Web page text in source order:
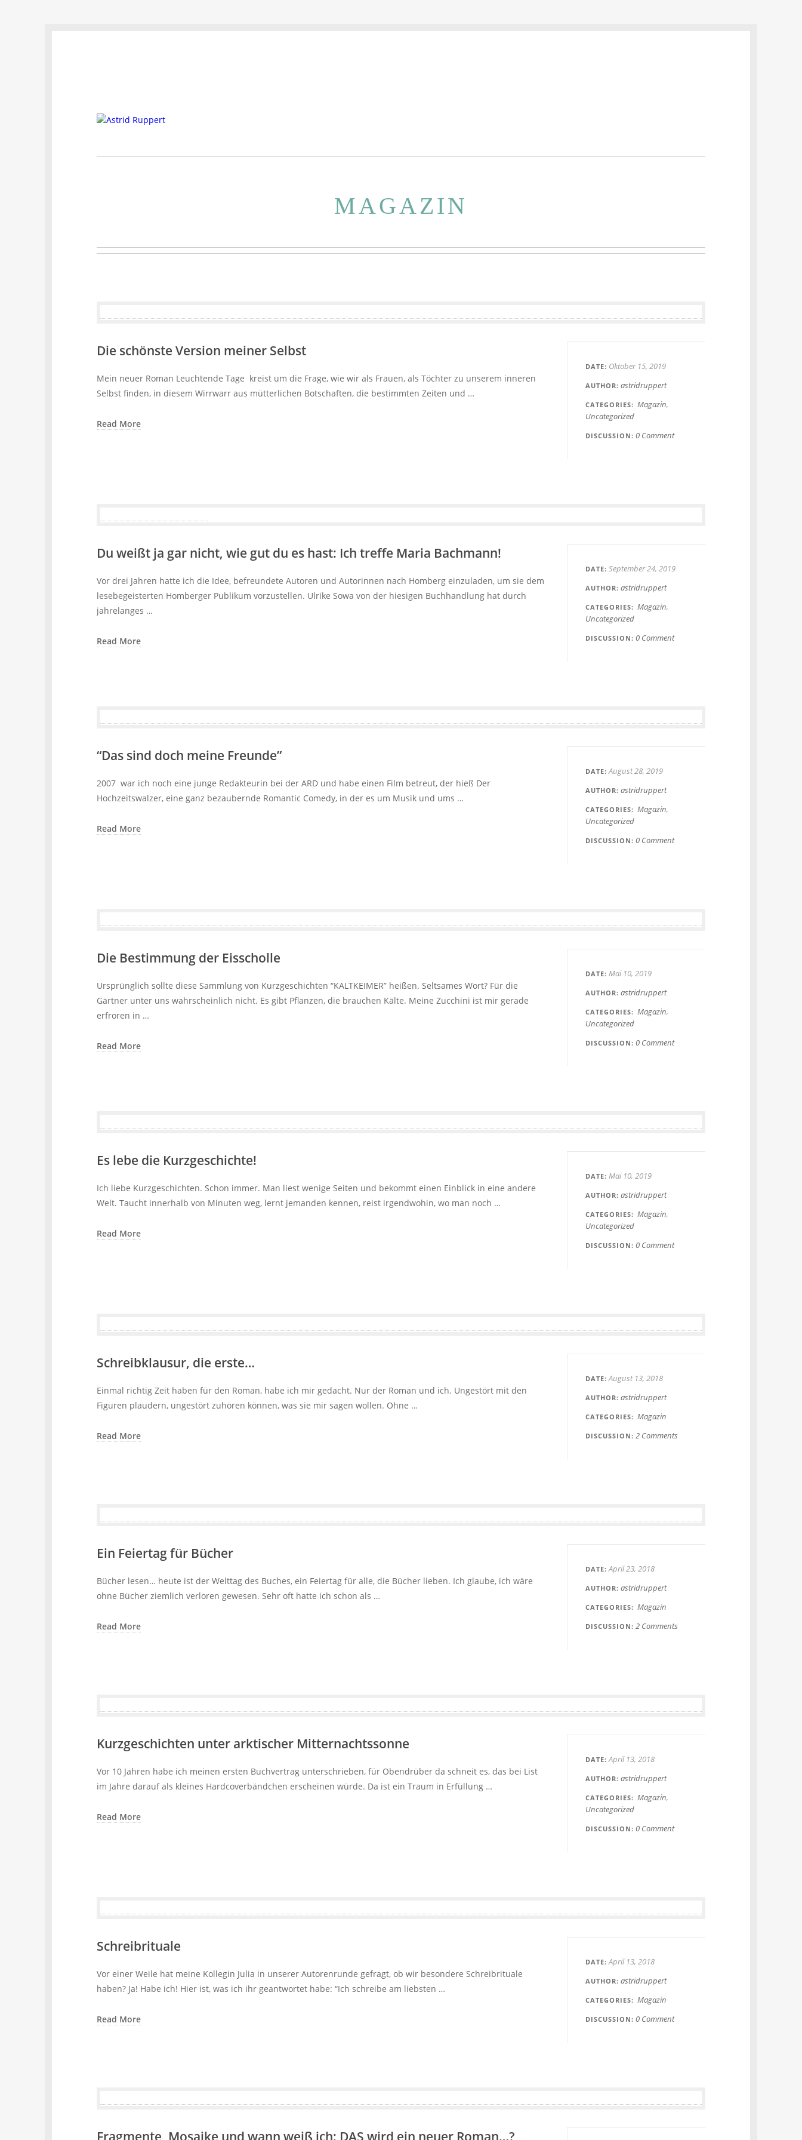
MAGAZIN
DATE Oktober 15, 2019
AUTHOR astridruppert
CATEGORIES
Magazin
Uncategorized
DISCUSSION 0 Comment
Die schönste Version meiner Selbst
Mein neuer Roman Leuchtende Tage kreist um die Frage, wie wir als Frauen, als Töchter zu unserem inneren
Selbst finden, in diesem Wirrwarr aus mütterlichen Botschaften, die bestimmten Zeiten und …
Read More
DATE September 24, 2019
AUTHOR astridruppert
CATEGORIES
Magazin
Uncategorized
DISCUSSION 0 Comment
Du weißt ja gar nicht, wie gut du es hast: Ich treffe Maria Bachmann!
Vor drei Jahren hatte ich die Idee, befreundete Autoren und Autorinnen nach Homberg einzuladen, um sie dem
lesebegeisterten Homberger Publikum vorzustellen. Ulrike Sowa von der hiesigen Buchhandlung hat durch
jahrelanges …
Read More
DATE August 28, 2019
AUTHOR astridruppert
CATEGORIES
Magazin
Uncategorized
DISCUSSION 0 Comment
“Das sind doch meine Freunde”
2007 war ich noch eine junge Redakteurin bei der ARD und habe einen Film betreut, der hieß Der
Hochzeitswalzer, eine ganz bezaubernde Romantic Comedy, in der es um Musik und ums …
Read More
DATE Mai 10, 2019
AUTHOR astridruppert
CATEGORIES
Magazin
Uncategorized
DISCUSSION 0 Comment
Die Bestimmung der Eisscholle
Ursprünglich sollte diese Sammlung von Kurzgeschichten “KALTKEIMER” heißen. Seltsames Wort? Für die
Gärtner unter uns wahrscheinlich nicht. Es gibt Pflanzen, die brauchen Kälte. Meine Zucchini ist mir gerade
erfroren in …
Read More
DATE Mai 10, 2019
AUTHOR astridruppert
CATEGORIES
Magazin
Uncategorized
DISCUSSION 0 Comment
Es lebe die Kurzgeschichte!
Ich liebe Kurzgeschichten. Schon immer. Man liest wenige Seiten und bekommt einen Einblick in eine andere
Welt. Taucht innerhalb von Minuten weg, lernt jemanden kennen, reist irgendwohin, wo man noch …
Read More
DATE August 13, 2018
AUTHOR astridruppert
CATEGORIES Magazin
DISCUSSION 2 Comments
Schreibklausur, die erste…
Einmal richtig Zeit haben für den Roman, habe ich mir gedacht. Nur der Roman und ich. Ungestört mit den
Figuren plaudern, ungestört zuhören können, was sie mir sagen wollen. Ohne …
Read More
DATE April 23, 2018
AUTHOR astridruppert
CATEGORIES Magazin
DISCUSSION 2 Comments
Ein Feiertag für Bücher
Bücher lesen… heute ist der Welttag des Buches, ein Feiertag für alle, die Bücher lieben. Ich glaube, ich wäre
ohne Bücher ziemlich verloren gewesen. Sehr oft hatte ich schon als …
Read More
DATE April 13, 2018
AUTHOR astridruppert
CATEGORIES
Magazin
Uncategorized
DISCUSSION 0 Comment
Kurzgeschichten unter arktischer Mitternachtssonne
Vor 10 Jahren habe ich meinen ersten Buchvertrag unterschrieben, für Obendrüber da schneit es, das bei List
im Jahre darauf als kleines Hardcoverbändchen erscheinen würde. Da ist ein Traum in Erfüllung …
Read More
DATE April 13, 2018
AUTHOR astridruppert
CATEGORIES Magazin
DISCUSSION 0 Comment
Schreibrituale
Vor einer Weile hat meine Kollegin Julia in unserer Autorenrunde gefragt, ob wir besondere Schreibrituale
haben? Ja! Habe ich! Hier ist, was ich ihr geantwortet habe: “Ich schreibe am liebsten …
Read More
Fragmente, Mosaike und wann weiß ich: DAS wird ein neuer Roman…?